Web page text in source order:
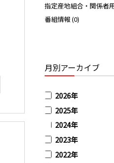
指定産地組合・関係者
番組情報 (0)
月別アーカイブ
2026年
2025年
2024年
2023年
2022年